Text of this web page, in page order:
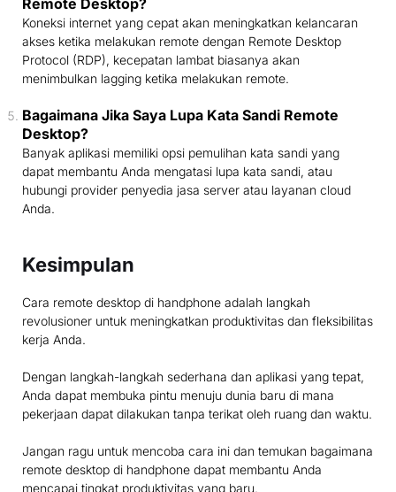
Remote Desktop?
Koneksi internet yang cepat akan meningkatkan kelancaran
akses ketika melakukan remote dengan Remote Desktop
Protocol (RDP), kecepatan lambat biasanya akan
menimbulkan lagging ketika melakukan remote.
Bagaimana Jika Saya Lupa Kata Sandi Remote
Desktop?
Banyak aplikasi memiliki opsi pemulihan kata sandi yang
dapat membantu Anda mengatasi lupa kata sandi, atau
hubungi provider penyedia jasa server atau layanan cloud
Anda.
Kesimpulan
Cara remote desktop di handphone adalah langkah
revolusioner untuk meningkatkan produktivitas dan fleksibilitas
kerja Anda.
Dengan langkah-langkah sederhana dan aplikasi yang tepat,
Anda dapat membuka pintu menuju dunia baru di mana
pekerjaan dapat dilakukan tanpa terikat oleh ruang dan waktu.
Jangan ragu untuk mencoba cara ini dan temukan bagaimana
remote desktop di handphone dapat membantu Anda
mencapai tingkat produktivitas yang baru.